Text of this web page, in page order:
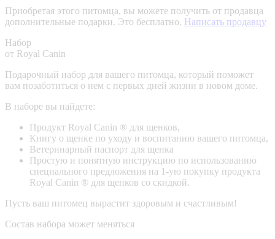
Приобретая этого питомца, вы можете получить от продавца
дополнительные подарки. Это бесплатно. Написать продавцу
Набор
от Royal Canin
Подарочный набор для вашего питомца, который поможет
вам позаботиться о нем с первых дней жизни в новом доме.
В наборе вы найдете:
Продукт Royal Canin ® для щенков,
Книгу о щенке по уходу и воспитанию вашего питомца,
Ветеринарный паспорт для щенка
Простую и понятную инструкцию по использованию
специального предложения на 1-ую покупку продукта
Royal Canin ® для щенков со скидкой.
Пусть ваш питомец вырастит здоровым и счастливым!
Состав набора может меняться